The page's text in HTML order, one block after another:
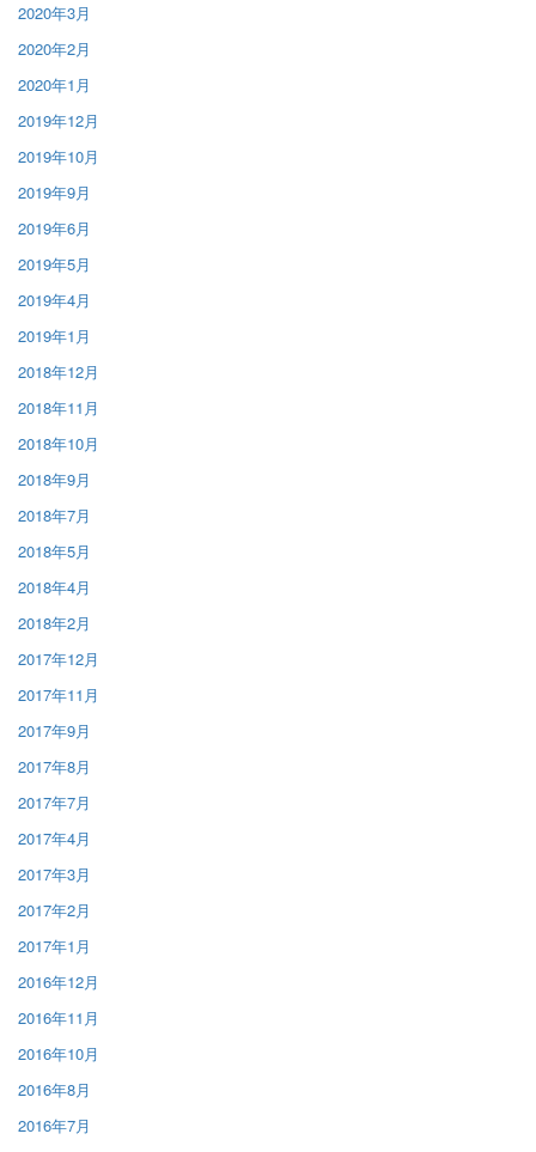
2020年3月
2020年2月
2020年1月
2019年12月
2019年10月
2019年9月
2019年6月
2019年5月
2019年4月
2019年1月
2018年12月
2018年11月
2018年10月
2018年9月
2018年7月
2018年5月
2018年4月
2018年2月
2017年12月
2017年11月
2017年9月
2017年8月
2017年7月
2017年4月
2017年3月
2017年2月
2017年1月
2016年12月
2016年11月
2016年10月
2016年8月
2016年7月